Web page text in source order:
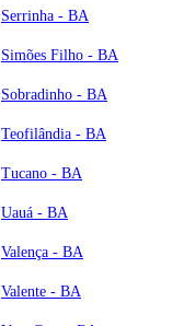
Serrinha - BA
Simões Filho - BA
Sobradinho - BA
Teofilândia - BA
Tucano - BA
Uauá - BA
Valença - BA
Valente - BA